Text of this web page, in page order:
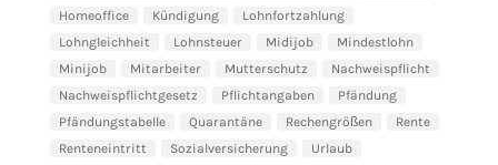
Homeoffice
Kündigung
Lohnfortzahlung
Lohngleichheit
Lohnsteuer Midijob
Mindestlohn
Minijob
Mitarbeiter Mutterschutz
Nachweispflicht
Nachweispflichtgesetz
Pflichtangaben
Pfändung
Pfändungstabelle
Quarantäne Rechengrößen
Rente
Renteneintritt
Sozialversicherung
Urlaub